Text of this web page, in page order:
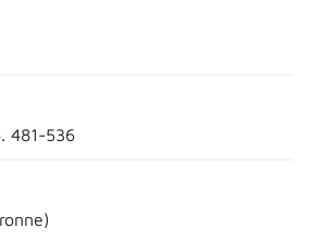
481-536